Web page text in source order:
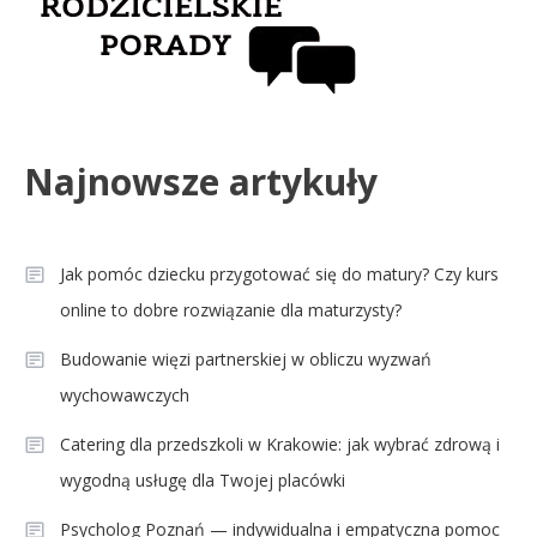
Najnowsze artykuły
Jak pomóc dziecku przygotować się do matury? Czy kurs
online to dobre rozwiązanie dla maturzysty?
Budowanie więzi partnerskiej w obliczu wyzwań
wychowawczych
Catering dla przedszkoli w Krakowie: jak wybrać zdrową i
wygodną usługę dla Twojej placówki
Psycholog Poznań — indywidualna i empatyczna pomoc